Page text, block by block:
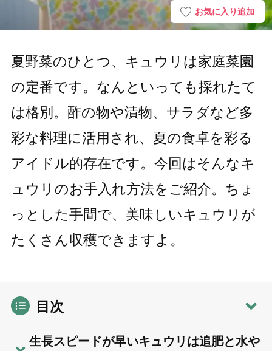
お気に入り追加
夏野菜のひとつ、キュウリは家庭菜園
の定番です。なんといっても採れたて
は格別。酢の物や漬物、サラダなど多
彩な料理に活用され、夏の食卓を彩る
アイドル的存在です。今回はそんなキ
ュウリのお手入れ方法をご紹介。ちょ
っとした手間で、美味しいキュウリが
たくさん収穫できますよ。
目次
生長スピードが早いキュウリは追肥と水や